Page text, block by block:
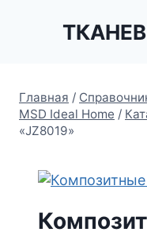
Главная /
MSD Ideal Home /
«JZ8019»